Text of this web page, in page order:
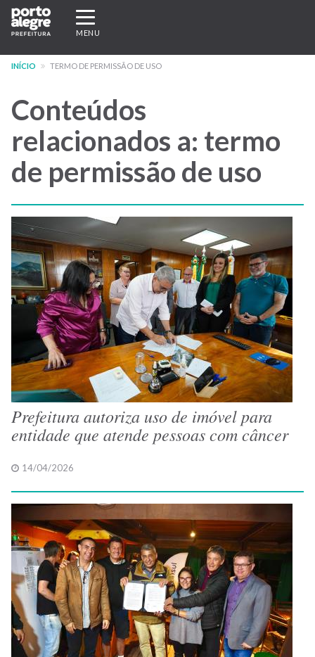
Pular
para
conteúdo
Expandir/recolher
navegação
MENU
INÍCIO TERMO DE PERMISSÃO DE USO
Conteúdos
relacionados a: termo
de permissão de uso
Prefeitura autoriza uso de imóvel para
entidade que atende pessoas com câncer
14/04/2026